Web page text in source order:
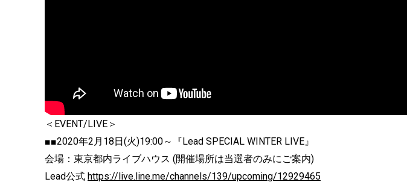
＜EVENT/LIVE＞
■■2020年2月18日(火)19:00～『Lead SPECIAL WINTER LIVE』
会場：東京都内ライブハウス (開催場所は当選者のみにご案内)
Lead公式 https://live.line.me/channels/139/upcoming/12929465